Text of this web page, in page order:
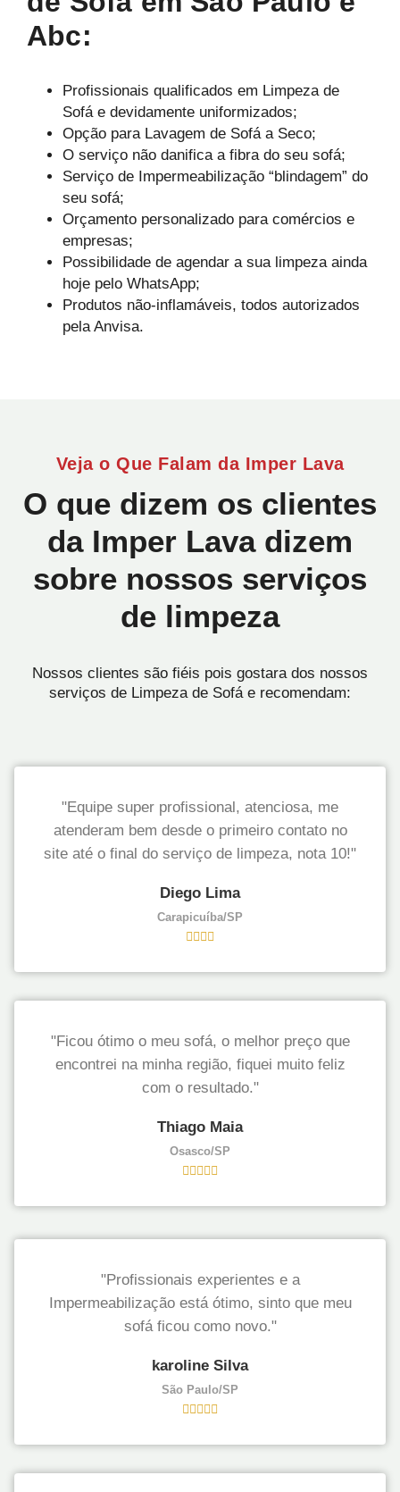
Abc:
Profissionais qualificados em Limpeza de
Sofá e devidamente uniformizados;
Opção para Lavagem de Sofá a Seco;
O serviço não danifica a fibra do seu sofá;
Serviço de Impermeabilização “blindagem” do
seu sofá;
Orçamento personalizado para comércios e
empresas;
Possibilidade de agendar a sua limpeza ainda
hoje pelo WhatsApp;
Produtos não-inflamáveis, todos autorizados
pela Anvisa.
Veja o Que Falam da Imper Lava
O que dizem os clientes
da Imper Lava dizem
sobre nossos serviços
de limpeza
Nossos clientes são fiéis pois gostara dos nossos
serviços de Limpeza de Sofá e recomendam:
"Equipe super profissional, atenciosa, me
atenderam bem desde o primeiro contato no
site até o final do serviço de limpeza, nota 10!"
Diego Lima
Carapicuíba/SP
"Ficou ótimo o meu sofá, o melhor preço que
encontrei na minha região, fiquei muito feliz
com o resultado."
Thiago Maia
Osasco/SP
"Profissionais experientes e a
Impermeabilização está ótimo, sinto que meu
sofá ficou como novo."
karoline Silva
São Paulo/SP